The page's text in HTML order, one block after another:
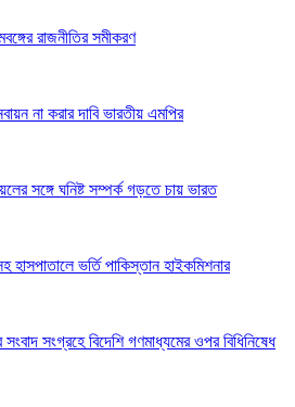
রাজনীতির সমীকরণ
না করার দাবি ভারতীয় এমপির
সঙ্গে ঘনিষ্ট সম্পর্ক গড়তে চায় ভারত
হাসপাতালে ভর্তি পাকিস্তান হাইকমিশনার
সংগ্রহে বিদেশি গণমাধ্যমের ওপর বিধিনিষেধ